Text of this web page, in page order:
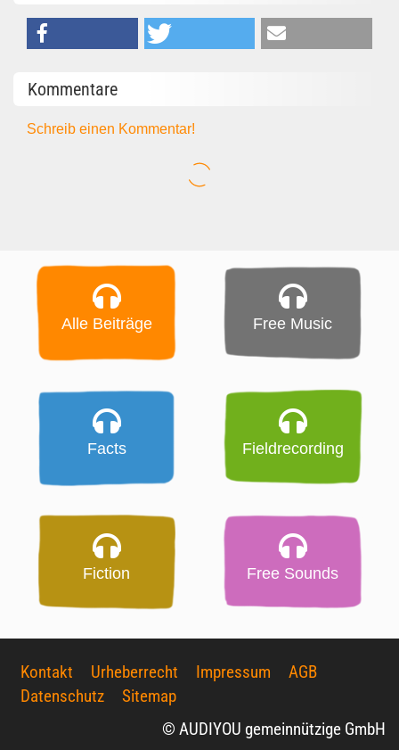
Kommentare
Schreib einen Kommentar!
Alle Beiträge Free Music
Facts Fieldrecording
Fiction Free Sounds
Kontakt Urheberrecht Impressum
AGB
Datenschutz
Sitemap
© AUDIYOU gemeinnützige GmbH